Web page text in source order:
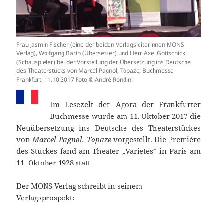
Frau Jasmin Fischer (eine der beiden Verlagsleiterinnen MONS
Verlag), Wolfgang Barth (Übersetzer) und Herr Axel Gottschick
(Schauspieler) bei der Vorstellung der Übersetzung ins Deutsche
des Theaterstücks von Marcel Pagnol, Topaze; Buchmesse
Frankfurt, 11.10.2017 Foto © André Rondini
Im Lesezelt der Agora der Frankfurter
Buchmesse wurde am 11. Oktober 2017 die
Neuübersetzung ins Deutsche des Theaterstückes
von Marcel Pagnol, Topazevorgestellt. Die Première
des Stückes fand am Theater „Variétés“ in Paris am
11. Oktober 1928 statt.
Der MONS Verlag schreibt in seinem
Verlagsprospekt: